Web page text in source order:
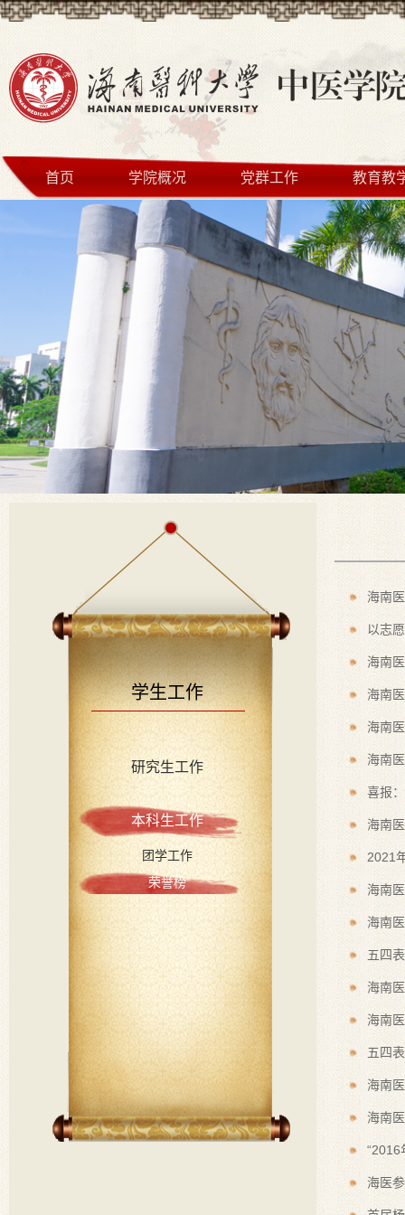
首页 学院概况 党群工作 教育教
学生工作
研究生工作
本科生工作
团学工作
荣誉榜
海南
以志
海南
海南
海南
海南
喜报
海南
2021
海南
海南
五四
海南
海南
五四
海南
海南
“2016
海医